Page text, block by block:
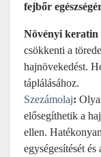
fejbőr
Növényi keratin
csökkenti a
hajnövekedést.
táplálásához.
Szezámolaj:
elősegíthetik a
ellen.
egységesítését